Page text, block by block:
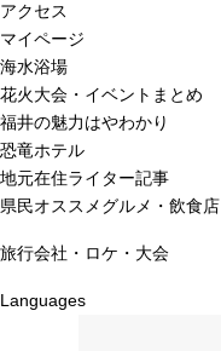
アクセス
マイページ
海水浴場
花火大会・イベントまとめ
福井の魅力はやわかり
恐竜ホテル
地元在住ライター記事
県民オススメグルメ・飲食店
旅行会社・ロケ・大会
Languages